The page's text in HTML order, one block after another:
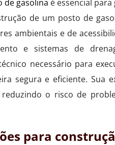
de gasolina é essencial
de um posto de
ambientais e de
e sistemas de
necessário para
segura e eficiente. Sua
o risco de
para